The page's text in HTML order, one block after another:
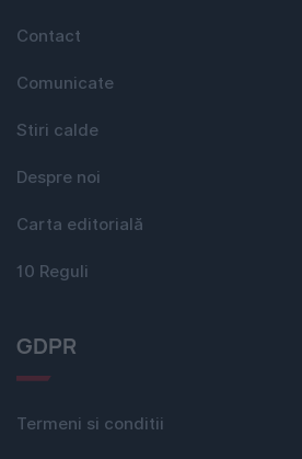
Contact
Comunicate
Stiri calde
Despre noi
Carta editorială
10 Reguli
GDPR
Termeni si conditii